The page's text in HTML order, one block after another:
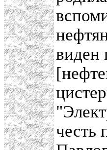
виден
честь